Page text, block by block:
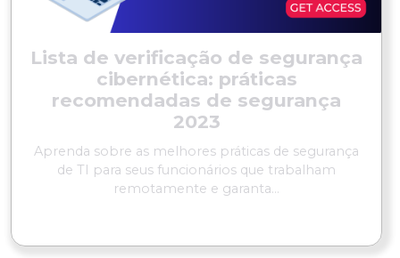
Lista de verificação de segurança
cibernética: práticas
recomendadas de segurança
2023
Aprenda sobre as melhores práticas de segurança
de TI para seus funcionários que trabalham
remotamente e garanta...